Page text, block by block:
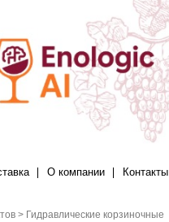
О компании Контакты
> Гидравлические корзиночные